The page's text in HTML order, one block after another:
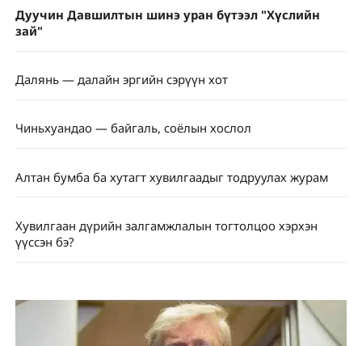
Дуучин Давшилтын шинэ уран бүтээл "Хүслийн
зай"
Далянь — далайн эргийн сэрүүн хот
Чиньхуандао — байгаль, соёлын хослол
Алтан бумба ба хутагт хувилгаадыг тодруулах журам
Хувилгаан дүрийн залгамжлалын тогтолцоо хэрхэн
үүссэн бэ?